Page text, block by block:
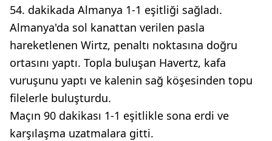
54. dakikada Almanya 1-1 eşitliği sağladı.
Almanya'da sol kanattan verilen pasla
hareketlenen Wirtz, penaltı noktasına doğru
ortasını yaptı. Topla buluşan Havertz, kafa
vuruşunu yaptı ve kalenin sağ köşesinden topu
filelerle buluşturdu.
Maçın 90 dakikası 1-1 eşitlikle sona erdi ve
karşılaşma uzatmalara gitti.